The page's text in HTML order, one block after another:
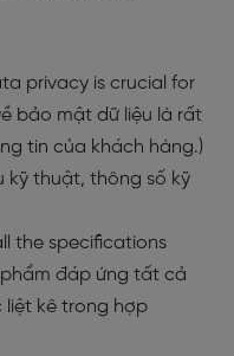
privacy is crucial for
bảo mật dữ liệu là rất
tin của khách hàng.)
kỹ thuật, thông số kỹ
the specifications
đáp ứng tất cả
kê trong hợp